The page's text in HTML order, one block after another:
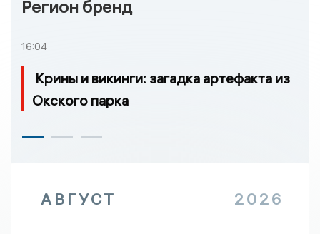
Регион бренд
16:04
Крины и викинги: загадка артефакта из
Окского парка
АВГУСТ 2026